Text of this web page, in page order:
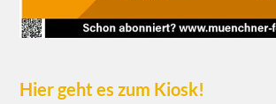
Hier geht es zum Kiosk!